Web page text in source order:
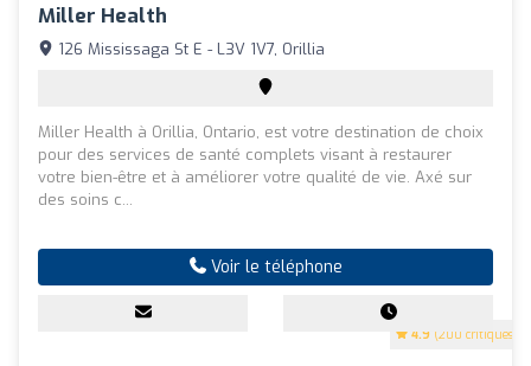
Miller Health
4.9 (200 critiques)
126 Mississaga St E - L3V 1V7, Orillia
Miller Health à Orillia, Ontario, est votre destination de choix
pour des services de santé complets visant à restaurer
votre bien-être et à améliorer votre qualité de vie. Axé sur
des soins c...
Voir le téléphone